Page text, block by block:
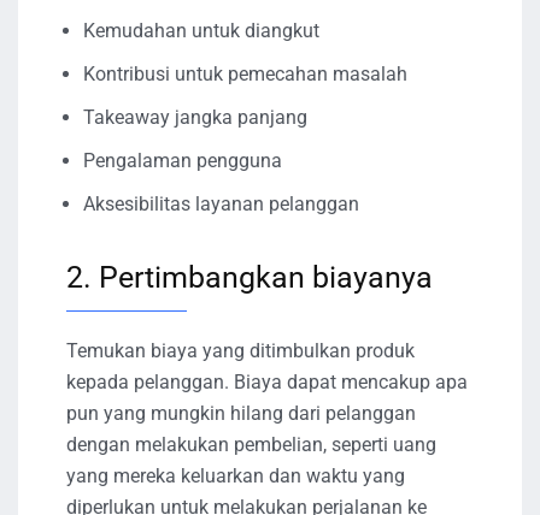
Kemudahan untuk diangkut
Kontribusi untuk pemecahan masalah
Takeaway jangka panjang
Pengalaman pengguna
Aksesibilitas layanan pelanggan
2. Pertimbangkan biayanya
Temukan biaya yang ditimbulkan produk
kepada pelanggan. Biaya dapat mencakup apa
pun yang mungkin hilang dari pelanggan
dengan melakukan pembelian, seperti uang
yang mereka keluarkan dan waktu yang
diperlukan untuk melakukan perjalanan ke